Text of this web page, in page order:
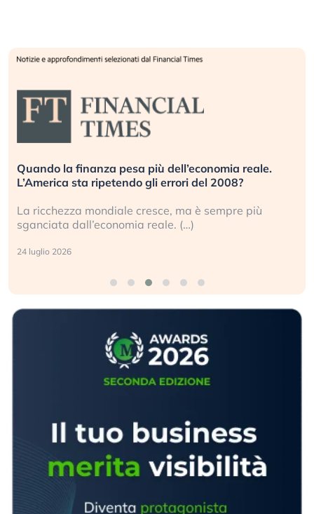
Quando la finanza pesa più dell’economia reale.
L’America sta ripetendo gli errori del 2008?
La ricchezza mondiale cresce, ma è sempre più
sganciata dall’economia reale. (…)
24 luglio 2026